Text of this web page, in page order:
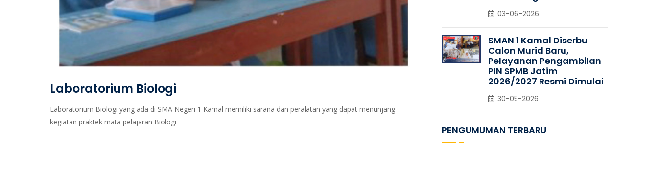
Laboratorium Biologi
Laboratorium Biologi yang ada di SMA Negeri 1 Kamal memiliki sarana dan peralatan yang dapat menunjang
kegiatan praktek mata pelajaran Biologi
03-06-2026
SMAN 1 Kamal Diserbu
Calon Murid Baru,
Pelayanan Pengambilan
PIN SPMB Jatim
2026/2027 Resmi Dimulai
30-05-2026
PENGUMUMAN TERBARU